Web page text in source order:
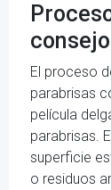
El proceso
parabrisas
película
parabrisas.
superficie
o residuos